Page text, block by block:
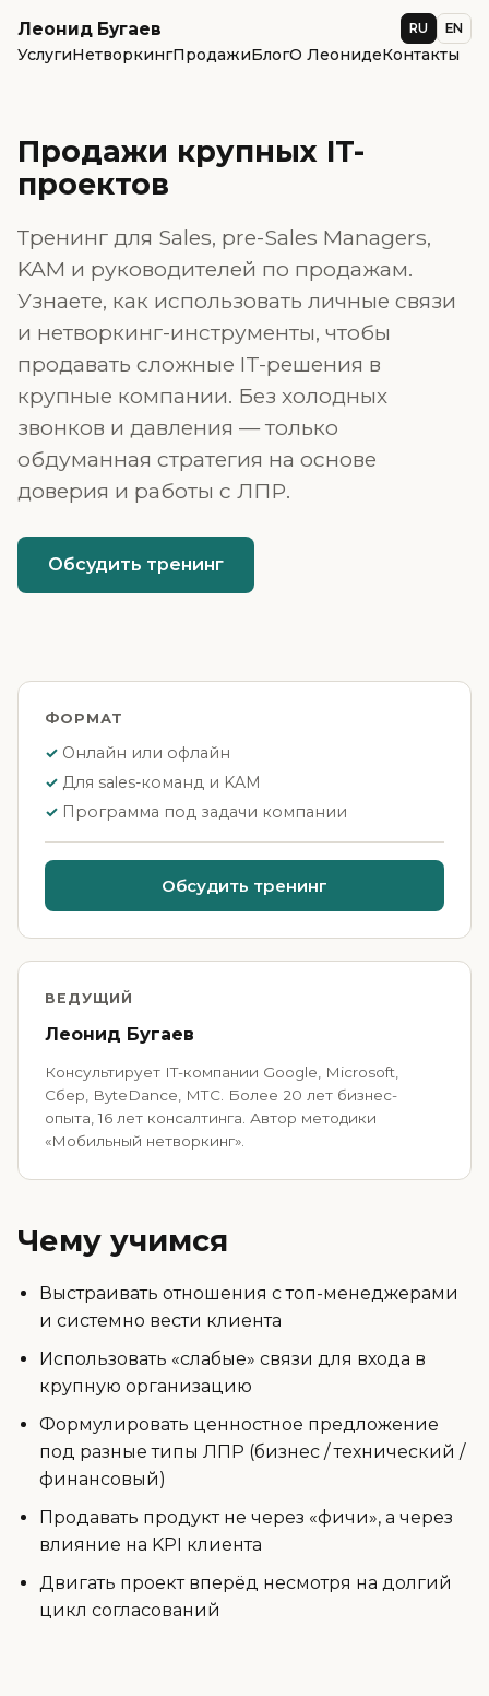
Леонид Бугаев
УслугиНетворкингПродажиБлогО ЛеонидеКонтакты
RU EN
Продажи крупных IT-
проектов
Тренинг для Sales, pre-Sales Managers,
KAM и руководителей по продажам.
Узнаете, как использовать личные связи
и нетворкинг-инструменты, чтобы
продавать сложные IT-решения в
крупные компании. Без холодных
звонков и давления — только
обдуманная стратегия на основе
доверия и работы с ЛПР.
Обсудить тренинг
Чему учимся
Выстраивать отношения с топ-менеджерами
и системно вести клиента
Использовать «слабые» связи для входа в
крупную организацию
Формулировать ценностное предложение
под разные типы ЛПР (бизнес / технический /
финансовый)
Продавать продукт не через «фичи», а через
влияние на KPI клиента
Двигать проект вперёд несмотря на долгий
цикл согласований
ФОРМАТ
Онлайн или офлайн
Для sales-команд и KAM
Программа под задачи компании
Обсудить тренинг
ВЕДУЩИЙ
Леонид Бугаев
Консультирует IT-компании Google, Microsoft,
Сбер, ByteDance, МТС. Более 20 лет бизнес-
опыта, 16 лет консалтинга. Автор методики
«Мобильный нетворкинг».